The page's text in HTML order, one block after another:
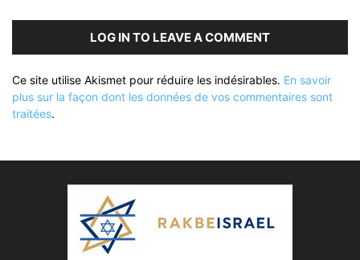
LOG IN TO LEAVE A COMMENT
Ce site utilise Akismet pour réduire les indésirables. En savoir
plus sur la façon dont les données de vos commentaires sont
traitées.